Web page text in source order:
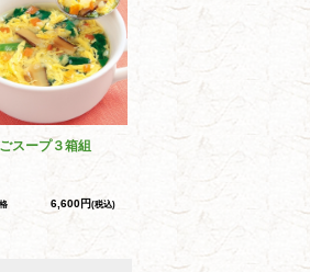
スープ３箱組
6,600円(税込)